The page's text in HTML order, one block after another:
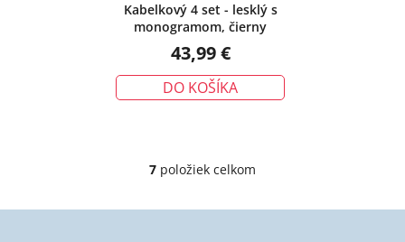
Kabelkový 4 set - lesklý s
monogramom, čierny
43,99 €
DO KOŠÍKA
O
l
7 položiek celkom